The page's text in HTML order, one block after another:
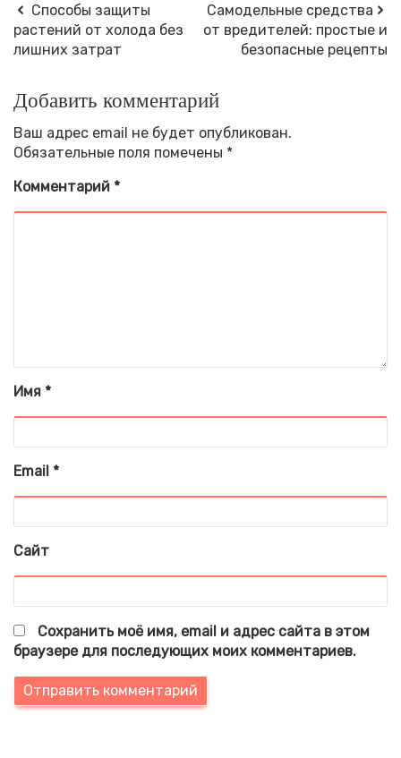
Способы защиты
растений от холода без
лишних затрат
Самодельные средства
от вредителей: простые и
безопасные рецепты
Добавить комментарий
Ваш адрес email не будет опубликован.
Обязательные поля помечены *
Комментарий *
Имя *
Email *
Сайт
Сохранить моё имя, email и адрес сайта в этом
браузере для последующих моих комментариев.